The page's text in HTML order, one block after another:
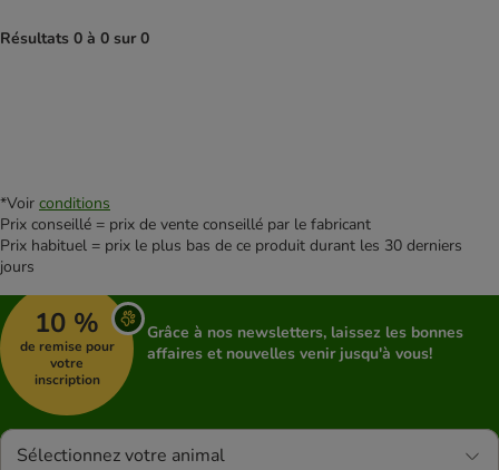
Résultats 0 à 0 sur 0
*Voir conditions
Prix conseillé = prix de vente conseillé par le fabricant
Prix habituel = prix le plus bas de ce produit durant les 30 derniers
jours
10 %
de remise pour
votre
inscription
Grâce à nos newsletters, laissez les bonnes
affaires et nouvelles venir jusqu'à vous!
Sélectionnez votre animal